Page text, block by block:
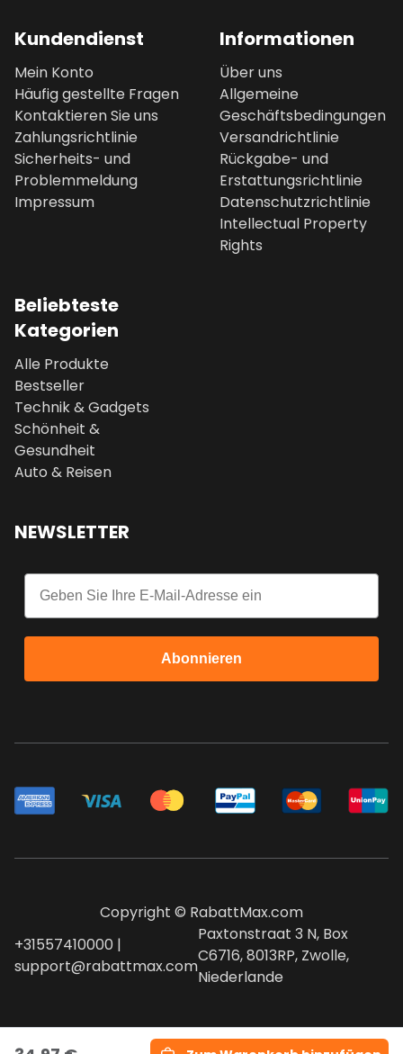
Kundendienst
Mein Konto
Häufig gestellte Fragen
Kontaktieren Sie uns
Zahlungsrichtlinie
Sicherheits- und
Problemmeldung
Impressum
Informationen
Über uns
Allgemeine
Geschäftsbedingungen
Versandrichtlinie
Rückgabe- und
Erstattungsrichtlinie
Datenschutzrichtlinie
Intellectual Property
Rights
Beliebteste
Kategorien
Alle Produkte
Bestseller
Technik & Gadgets
Schönheit &
Gesundheit
Auto & Reisen
NEWSLETTER
Email
Abonnieren
Copyright © RabattMax.com
+31557410000 |
support@rabattmax.com
Paxtonstraat 3 N, Box
C6716, 8013RP, Zwolle,
Niederlande